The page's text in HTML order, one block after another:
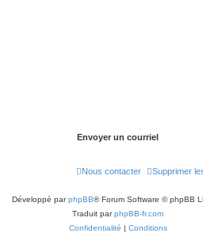
Supprimer
Nous contacter
Développé parphpBB® Forum Software © phpBB
Traduit parphpBB-fr.com
Confidentialité | Conditions